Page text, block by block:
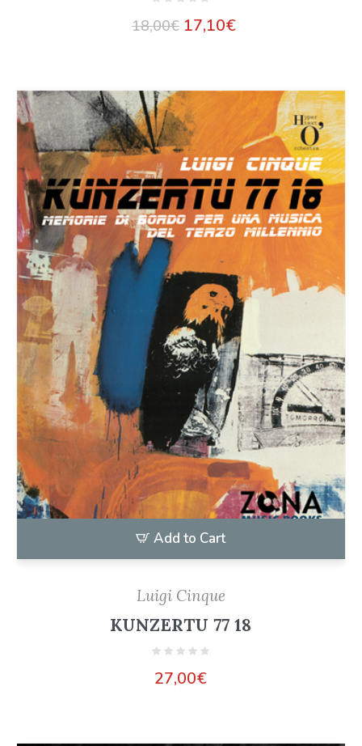
18,00€ 17,10€
Add to Cart
Luigi Cinque
KUNZERTU 77 18
27,00€